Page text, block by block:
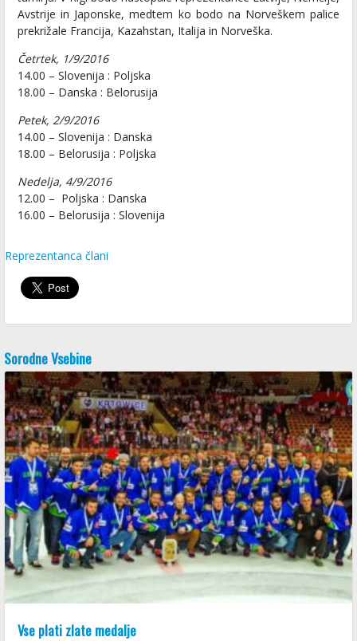
Avstrije in Japonske, medtem ko bodo na Norveškem palice
prekrižale Francija, Kazahstan, Italija in Norveška.
Četrtek, 1/9/2016
14.00 – Slovenija : Poljska
18.00 – Danska : Belorusija
Petek, 2/9/2016
14.00 – Slovenija : Danska
18.00 – Belorusija : Poljska
Nedelja, 4/9/2016
12.00 – Poljska : Danska
16.00 – Belorusija : Slovenija
Reprezentanca člani
Sorodne Vsebine
Vse plati zlate medalje